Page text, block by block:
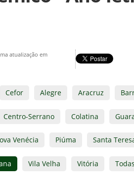
atualização em
Cefor Alegre Aracruz
Centro-Serrano Colatina
Venécia Piúma Santa
Vila Velha Vitória